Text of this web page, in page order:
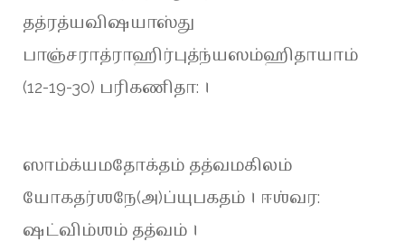
தத்ரத்யவிஷயாஸ்து
பாஞ்சராத்ராஹிர்புத்ந்யஸம்ஹிதாயாம்
(12-19-30) பரிகணிதா: ।
ஸாம்க்யமதோக்தம் தத்வமகிலம்
யோகதர்ஶநே(அ)ப்யுபகதம் । ஈஶ்வர:
ஷட்விம்ஶம் தத்வம் ।